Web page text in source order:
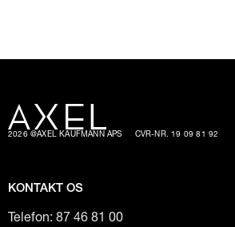
2026 @AXEL KAUFMANN APS CVR-NR. 19 09 81 92
KONTAKT OS
Telefon: 87 46 81 00